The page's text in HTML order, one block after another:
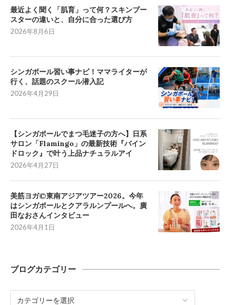
最近よく聞く「肌育」って何？スキンブー
スターの違いと、自分に合った選び方
2026年8月6日
シンガポール習い事ナビ！ママライターが
行く、話題のスクール潜入記
2026年4月29日
【シンガポールでまつ毛迷子の方へ】日系
サロン「Flamingo」の最新技術『バイン
ドロック』で叶う上品ナチュラルアイ
2026年4月27日
美筋ヨガ©東南アジアツアー2026。今年
はシンガポールとクアラルンプールへ。廣
田なおさんインタビュー
2026年4月1日
ブログカテゴリー